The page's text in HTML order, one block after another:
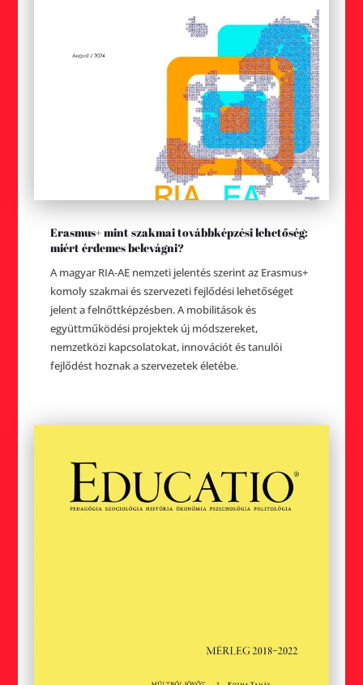
Erasmus+ mint szakmai továbbképzési lehetőség:
miért érdemes belevágni?
A magyar RIA-AE nemzeti jelentés szerint az Erasmus+
komoly szakmai és szervezeti fejlődési lehetőséget
jelent a felnőttképzésben. A mobilitások és
együttműködési projektek új módszereket,
nemzetközi kapcsolatokat, innovációt és tanulói
fejlődést hoznak a szervezetek életébe.